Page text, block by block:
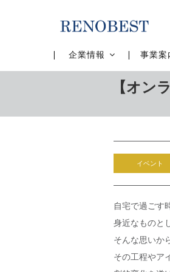
に
MAIN
NAVIGATION
企業情報 事業案
【オン
イベント
自宅で過ごす
身近なものと
そんな思いか
その工程やア